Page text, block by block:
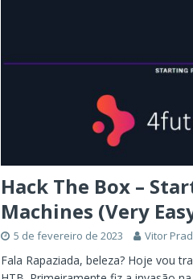
Hack The Box –
Machines (Very
5 de fevereiro de 2023 Vitor
Fala Rapaziada, beleza? Hoje vou